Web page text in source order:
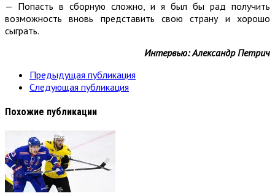
— Попасть в сборную сложно, и я был бы рад получить
возможность вновь представить свою страну и хорошо
сыграть.
Интервью: Александр Петрич
Предыдущая публикация
Следующая публикация
Похожие публикации